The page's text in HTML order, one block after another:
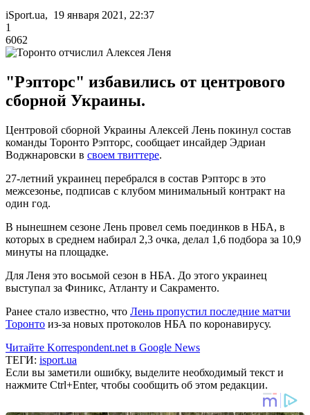
iSport.ua, 19 января 2021, 22:37
1
6062
"Рэпторс" избавились от центрового
сборной Украины.
Центровой сборной Украины Алексей Лень покинул состав
команды Торонто Рэпторс, сообщает инсайдер Эдриан
Воджнаровски в своем твиттере.
27-летний украинец перебрался в состав Рэпторс в это
межсезонье, подписав с клубом минимальный контракт на
один год.
В нынешнем сезоне Лень провел семь поединков в НБА, в
которых в среднем набирал 2,3 очка, делал 1,6 подбора за 10,9
минуты на площадке.
Для Леня это восьмой сезон в НБА. До этого украинец
выступал за Финикс, Атланту и Сакраменто.
Ранее стало известно, что Лень пропустил последние матчи
Торонто из-за новых протоколов НБА по коронавирусу.
Читайте Korrespondent.net в Google News
ТЕГИ: isport.ua
Если вы заметили ошибку, выделите необходимый текст и
нажмите Ctrl+Enter, чтобы сообщить об этом редакции.